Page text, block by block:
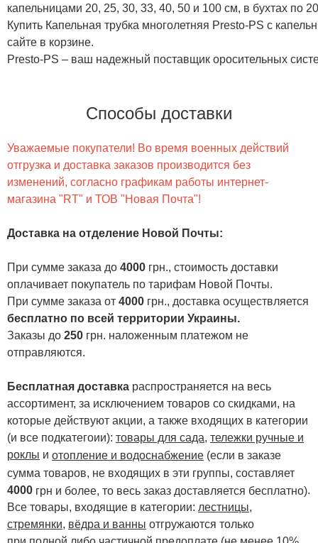
капельницами 20, 25, 30, 33, 40, 50 и 100 см, в бухтах по
Купить Капельная трубка многолетняя Presto-PS с
сайте в корзине.
Presto-PS – ваш надежный поставщик оросительных
Способы доставки
Уважаемые покупатели! Во время военных действий
отгрузка и доставка заказов производится без
изменений, согласно графикам работы интернет-
магазина "RT" и ТОВ "Новая Почта"!
Доставка на отделение Новой Почты:
При сумме заказа до 4000 грн., стоимость доставки
оплачивает покупатель по тарифам Новой Почты.
При сумме заказа от 4000 грн., доставка осуществляется
бесплатно по всей территории Украины.
Заказы до 250 грн. наложенным платежом не
отправляются.
Бесплатная доставка распространяется на весь
ассортимент, за исключением товаров со скидками, на
которые действуют акции, а также входящих в категории
(и все подкатегоии): товары для сада, тележки ручные и
роклы и отопление и водоснабжение (если в заказе
сумма товаров, не входящих в эти группы, составляет
4000 грн и более, то весь заказ доставляется бесплатно).
Все товары, входящие в категории: лестницы,
стремянки, вёдра и ванны отгружаются только